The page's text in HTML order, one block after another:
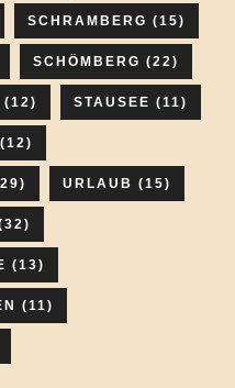
SCHRAMBERG (15)
SCHÖMBERG (22)
(12) STAUSEE (11)
(12)
URLAUB (15)
(13)
(11)